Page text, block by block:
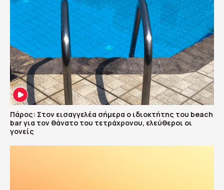
Πάρος: Στον εισαγγελέα σήμερα ο ιδιοκτήτης του beach
bar για τον θάνατο του τετράχρονου, ελεύθεροι οι
γονείς